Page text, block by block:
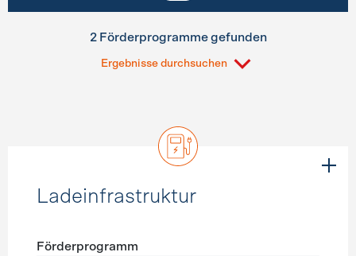
2 Förderprogramme gefunden
Ergebnisse durchsuchen
Ladeinfrastruktur
Förderprogramm